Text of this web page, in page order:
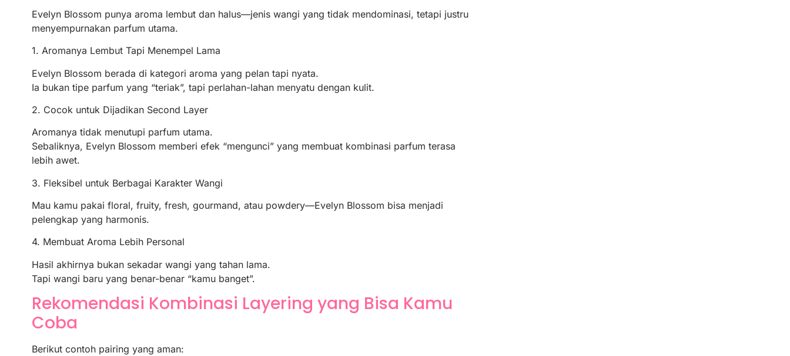
Evelyn Blossom punya aroma lembut dan halus—jenis wangi yang tidak mendominasi, tetapi justru
menyempurnakan parfum utama.
1. Aromanya Lembut Tapi Menempel Lama
Evelyn Blossom berada di kategori aroma yang pelan tapi nyata.
Ia bukan tipe parfum yang “teriak”, tapi perlahan-lahan menyatu dengan kulit.
2. Cocok untuk Dijadikan Second Layer
Aromanya tidak menutupi parfum utama.
Sebaliknya, Evelyn Blossom memberi efek “mengunci” yang membuat kombinasi parfum terasa
lebih awet.
3. Fleksibel untuk Berbagai Karakter Wangi
Mau kamu pakai floral, fruity, fresh, gourmand, atau powdery—Evelyn Blossom bisa menjadi
pelengkap yang harmonis.
4. Membuat Aroma Lebih Personal
Hasil akhirnya bukan sekadar wangi yang tahan lama.
Tapi wangi baru yang benar-benar “kamu banget”.
Rekomendasi Kombinasi Layering yang Bisa Kamu
Coba
Berikut contoh pairing yang aman: